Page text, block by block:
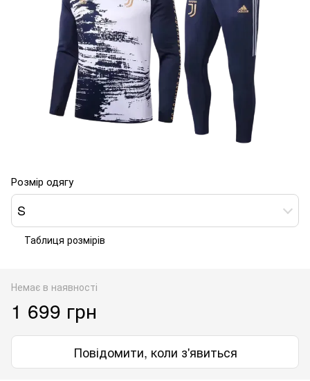
Розмір одягу
S
Таблиця розмірів
Немає в наявності
1 699 грн
Повідомити, коли з'явиться